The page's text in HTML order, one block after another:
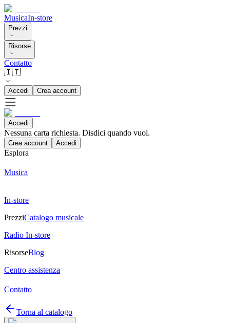
MusicaIn-store
Prezzi
Risorse
Contatto
🇮🇹
Accedi Crea account
Accedi
Nessuna carta richiesta. Disdici quando vuoi.
Crea account Accedi
Esplora
Musica
In-store
PrezziCatalogo musicale
Radio In-store
RisorseBlog
Centro assistenza
Contatto
Torna al catalogo